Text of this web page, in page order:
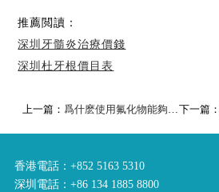
推薦閲讀：
深圳牙髓炎治療價錢
深圳杜牙根價目表
上一篇：爲什麽使用氟化物能夠防蛀牙？ 下一篇：
香港電話：+852 5163 5310
深圳電話：+86 134 1885 8800